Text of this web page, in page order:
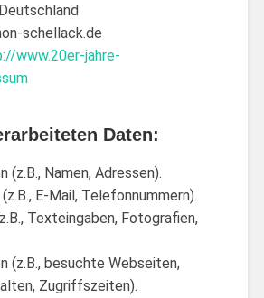
schellack.de
www.20er-jahre-
Daten:
(z.B., Namen, Adressen).
E-Mail, Telefonnummern).
Texteingaben, Fotografien,
(z.B., besuchte Webseiten,
Zugriffszeiten).